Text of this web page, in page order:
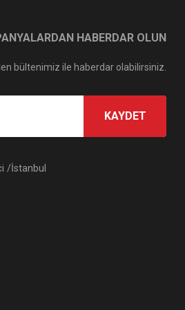
HABERDAR OLUN
bültenimiz ile haberdar olabilirsiniz.
KAYDET
/İstanbul